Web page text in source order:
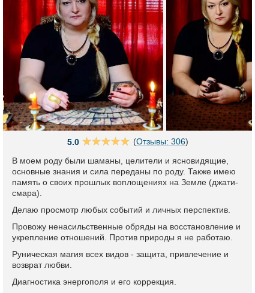
5.0 (Отзывы: 306)
В моем роду были шаманы, целители и ясновидящие,
основные знания и сила переданы по роду. Также имею
память о своих прошлых воплощениях на Земле (джати-
смара).
Делаю просмотр любых событий и личных перспектив.
Провожу ненасильственные обряды на восстановление и
укрепление отношений. Против природы я не работаю.
Руническая магия всех видов - защита, привлечение и
возврат любви.
Диагностика энергополя и его коррекция.